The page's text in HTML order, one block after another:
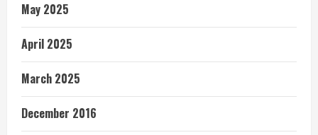
May 2025
April 2025
March 2025
December 2016